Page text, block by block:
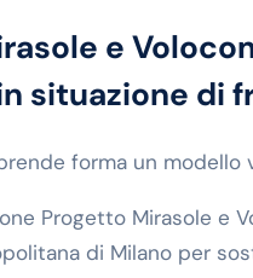
e
situazione di
prende forma un
Progetto Mirasole e
di Milano per